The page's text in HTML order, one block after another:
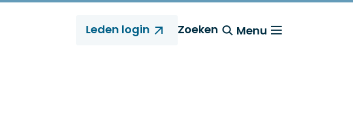
Leden login Zoeken Menu